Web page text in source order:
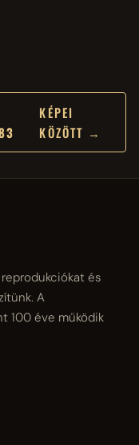
KÉPEI
KÖZÖTT →
és
A
100 éve működik